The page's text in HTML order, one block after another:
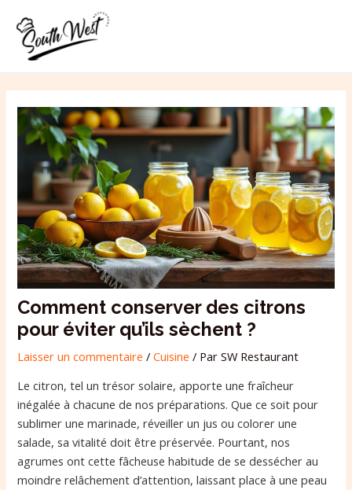
contenu
Comment conserver des citrons
pour éviter qu’ils sèchent ?
Laisser un commentaire /Cuisine / ParSW Restaurant
Le citron, tel un trésor solaire, apporte une fraîcheur
inégalée à chacune de nos préparations. Que ce soit pour
sublimer une marinade, réveiller un jus ou colorer une
salade, sa vitalité doit être préservée. Pourtant, nos
agrumes ont cette fâcheuse habitude de se dessécher au
moindre relâchement d’attention, laissant place à une peau